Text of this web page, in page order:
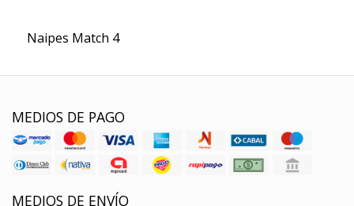
Naipes Match 4
MEDIOS DE PAGO
MEDIOS DE ENVÍO